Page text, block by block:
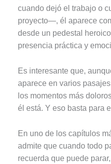
cuando dejó el trabajo o
proyecto—, él aparece
desde un pedestal
presencia práctica y
Es interesante que,
aparece en varios
los momentos más
él está. Y eso basta para
En uno de los capítulos
admite que cuando todo
recuerda que puede